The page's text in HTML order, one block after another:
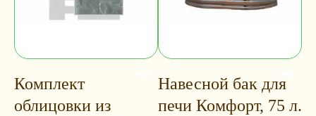
Комплект
облицовки из
Навесной бак для
печи Комфорт, 75 л.